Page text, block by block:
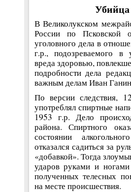
В Великолукском
России по Псковской
уголовного дела в
г.р., подозреваемого
вреда здоровью,
подробности дела
важным делам Иван
По версии следствия,
употреблял спиртные
1953 г.р. Дело
района. Спиртного
состоянии
отказался садиться за
«добавкой». Тогда
ударов руками и
полученных телесных
на месте происшествия.